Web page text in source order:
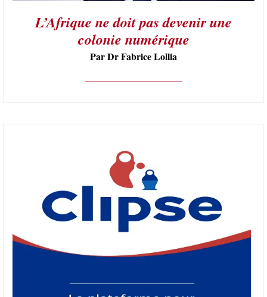
L’Afrique ne doit pas devenir une
colonie numérique
Par Dr Fabrice Lollia